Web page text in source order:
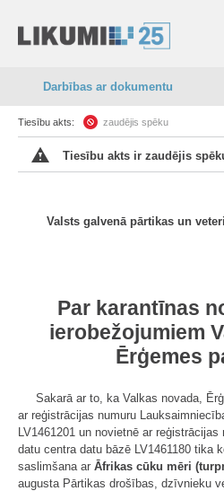
Darbības ar dokumentu
Tiesību akts: zaudējis spēku
Tiesību akts ir zaudējis
Valsts galvenā pārtikas un
Par karantīnas
ierobežojumiem
Ērģemes
Sakarā ar to, ka Valkas novada,
ar reģistrācijas numuru
LV1461201 un novietnē ar
datu centra datu bāzē LV1461180 tika
saslimšana ar Āfrikas cūku mēri
augusta Pārtikas drošības, dzīvnieku